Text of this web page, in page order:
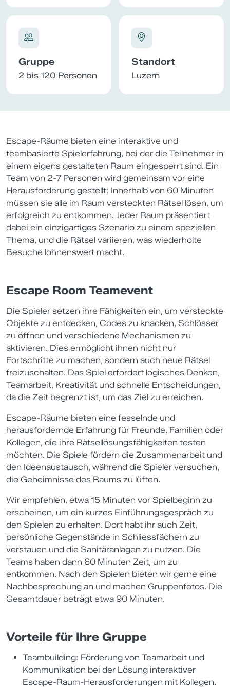
Gruppe
2 bis 120 Personen
Standort
Luzern
Escape-Räume bieten eine interaktive und
teambasierte Spielerfahrung, bei der die Teilnehmer in
einem eigens gestalteten Raum eingesperrt sind. Ein
Team von 2-7 Personen wird gemeinsam vor eine
Herausforderung gestellt: Innerhalb von 60 Minuten
müssen sie alle im Raum versteckten Rätsel lösen, um
erfolgreich zu entkommen. Jeder Raum präsentiert
dabei ein einzigartiges Szenario zu einem speziellen
Thema, und die Rätsel variieren, was wiederholte
Besuche lohnenswert macht.
Escape Room Teamevent
Die Spieler setzen ihre Fähigkeiten ein, um versteckte
Objekte zu entdecken, Codes zu knacken, Schlösser
zu öffnen und verschiedene Mechanismen zu
aktivieren. Dies ermöglicht ihnen nicht nur
Fortschritte zu machen, sondern auch neue Rätsel
freizuschalten. Das Spiel erfordert logisches Denken,
Teamarbeit, Kreativität und schnelle Entscheidungen,
da die Zeit begrenzt ist, um das Ziel zu erreichen.
Escape-Räume bieten eine fesselnde und
herausfordernde Erfahrung für Freunde, Familien oder
Kollegen, die ihre Rätsellösungsfähigkeiten testen
möchten. Die Spiele fördern die Zusammenarbeit und
den Ideenaustausch, während die Spieler versuchen,
die Geheimnisse des Raums zu lüften.
Wir empfehlen, etwa 15 Minuten vor Spielbeginn zu
erscheinen, um ein kurzes Einführungsgespräch zu
den Spielen zu erhalten. Dort habt ihr auch Zeit,
persönliche Gegenstände in Schliessfächern zu
verstauen und die Sanitäranlagen zu nutzen. Die
Teams haben dann 60 Minuten Zeit, um zu
entkommen. Nach den Spielen bieten wir gerne eine
Nachbesprechung an und machen Gruppenfotos. Die
Gesamtdauer beträgt etwa 90 Minuten.
Vorteile für Ihre Gruppe
Teambuilding: Förderung von Teamarbeit und
Kommunikation bei der Lösung interaktiver
Escape-Raum-Herausforderungen mit Kollegen.